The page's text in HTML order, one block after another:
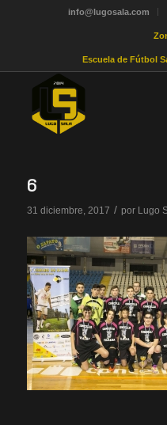
info@lugosala.com
Escuela de Fútbol
6
31 diciembre, 2017 / por Lugo